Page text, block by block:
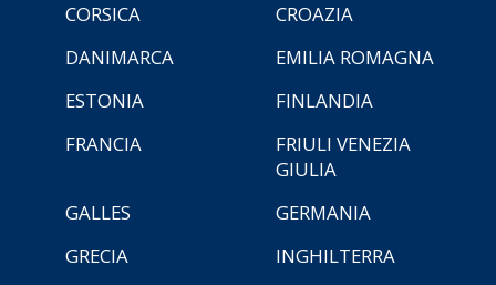
CORSICA
CROAZIA
DANIMARCA
EMILIA ROMAGNA
ESTONIA
FINLANDIA
FRANCIA
FRIULI VENEZIA
GIULIA
GALLES
GERMANIA
GRECIA
INGHILTERRA